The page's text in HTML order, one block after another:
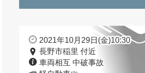
2021年10月29日(金)10:30
長野市稲里 付近
車両相互 中破事故